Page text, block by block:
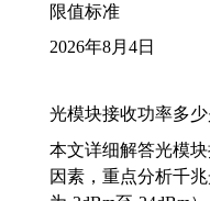
限值标准
2026年8月4日
光模块接收功率多
本文详细解答光模
因素，重点分析千